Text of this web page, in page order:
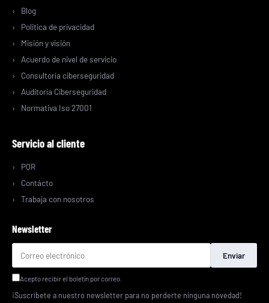
Blog
Politica de privacidad
Misión y visión
Acuerdo de nivel de servicio
Consultoría ciberseguridad
Auditoría Ciberseguridad
Normativa Iso 27001
Servicio al cliente
PQR
Contácto
Trabaja con nosotros
Newsletter
Enviar
Acepto recibir el boletín por correo.
¡Suscríbete a nuestro newsletter para no perderte ninguna novedad!